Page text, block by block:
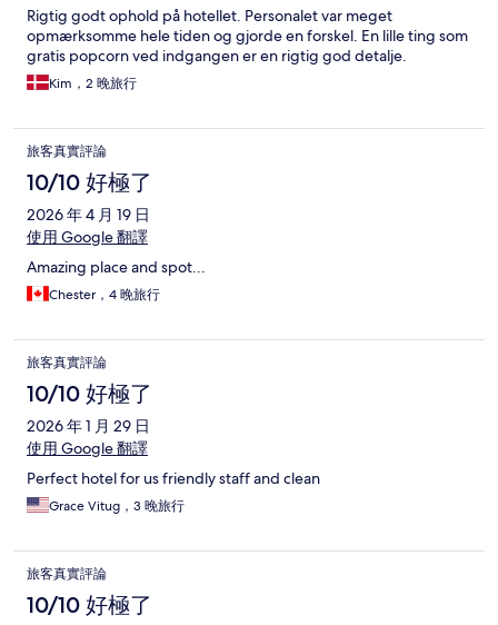
Rigtig godt ophold på hotellet. Personalet var meget
opmærksomme hele tiden og gjorde en forskel. En lille ting som
gratis popcorn ved indgangen er en rigtig god detalje.
Kim，2 晚旅行
旅客真實評論
10/10 好極了
2026 年 4 月 19 日
使用 Google 翻譯
Amazing place and spot...
Chester，4 晚旅行
旅客真實評論
10/10 好極了
2026 年 1 月 29 日
使用 Google 翻譯
Perfect hotel for us friendly staff and clean
Grace Vitug，3 晚旅行
旅客真實評論
10/10 好極了